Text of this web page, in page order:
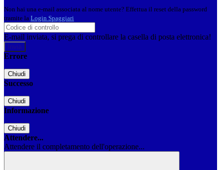
Non hai una e-mail associata al nome utente? Effettua il reset della password
tramite la Login Spaggiari
E-mail inviata, si prega di controllare la casella di posta elettronica!
Errore
Chiudi
Successo
Chiudi
Informazione
Chiudi
Attendere...
Attendere il completamento dell'operazione...